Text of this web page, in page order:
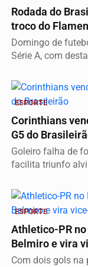
Rodada do
troco do
Domingo de
Série A, com
ESPORTE
Corinthians
G5 do
Goleiro falha de
facilita triunfo
ESPORTE
Athletico-PR
Belmiro e vira
Com dois gols na